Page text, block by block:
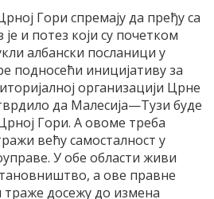
Гори спремају да пређу са
је и потез који су почетком
албански посланици у
подносећи иницијативу за
организацији Црне
да Малесија—Тузи буде
Гори. А овоме треба
већу самосталност у
У обе области живи
а ове правне
траже досежу до измена